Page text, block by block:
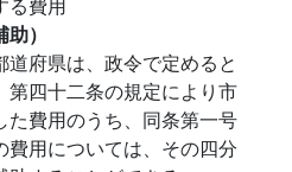
）
道府県は、政令で定めると
第四十二条の規定により市
た費用のうち、同条第一号
費用については、その四分